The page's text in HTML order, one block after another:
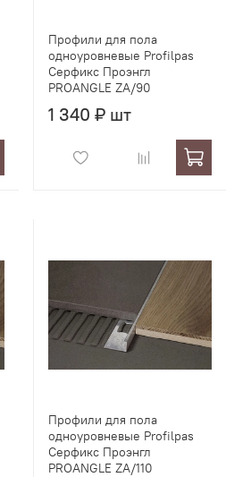
Профили для пола
одноуровневые Profilpas
Серфикс Проэнгл
PROANGLE ZA/90
1 340 ₽ шт
Профили для пола
одноуровневые Profilpas
Серфикс Проэнгл
PROANGLE ZA/110